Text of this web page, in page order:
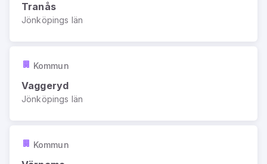
Tranås
Jönköpings län
Kommun
Vaggeryd
Jönköpings län
Kommun